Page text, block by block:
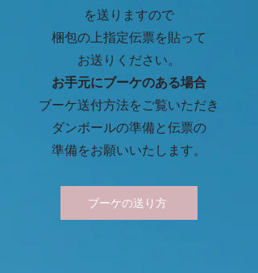
を送りますので
梱包の上指定伝票を貼って
お送りください。
お手元にブーケのある場合
ブーケ送付方法をご覧いただき
ダンボールの準備と伝票の
​準備をお願いいたします。
ブーケの送り方